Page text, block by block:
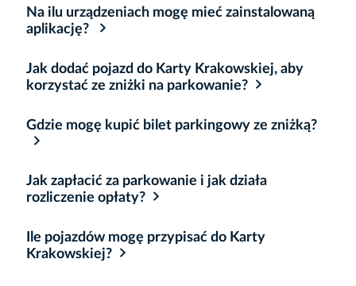
Na ilu urządzeniach mogę mieć zainstalowaną
aplikację?
Jak dodać pojazd do Karty Krakowskiej, aby
korzystać ze zniżki na parkowanie?
Gdzie mogę kupić bilet parkingowy ze zniżką?
Jak zapłacić za parkowanie i jak działa
rozliczenie opłaty?
Ile pojazdów mogę przypisać do Karty
Krakowskiej?